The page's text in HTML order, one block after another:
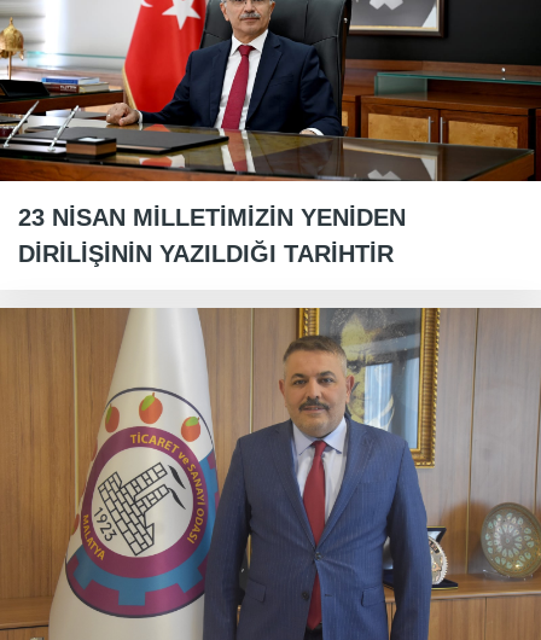
23 NİSAN MİLLETİMİZİN YENİDEN
DİRİLİŞİNİN YAZILDIĞI TARİHTİR